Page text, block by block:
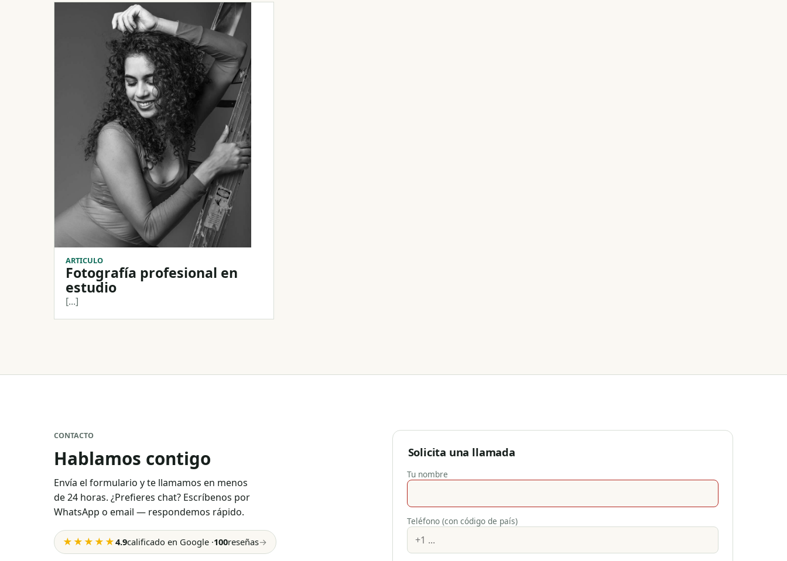
ARTICULO
Fotografía profesional en
estudio
[...]
CONTACTO
Hablamos contigo
Envía el formulario y te llamamos en menos
de 24 horas. ¿Prefieres chat? Escríbenos por
WhatsApp o email — respondemos rápido.
★★★★★4.9calificado en Google ·100reseñas→
Solicita una llamada
Tu nombre
Teléfono (con código de país)